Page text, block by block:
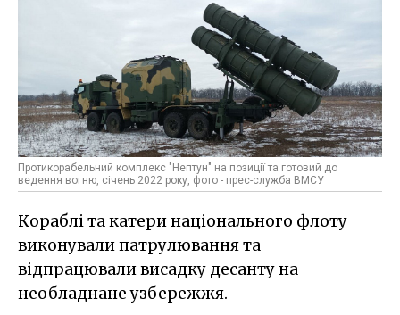
Протикорабельний комплекс "Нептун" на позиції та готовий до
ведення вогню, січень 2022 року, фото - прес-служба ВМСУ
Кораблі та катери національного флоту
виконували патрулювання та
відпрацювали висадку десанту на
необладнане узбережжя.